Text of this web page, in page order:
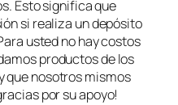
Esto significa que
si realiza un depósito
usted no hay costos
productos de los
que nosotros mismos
por su apoyo!